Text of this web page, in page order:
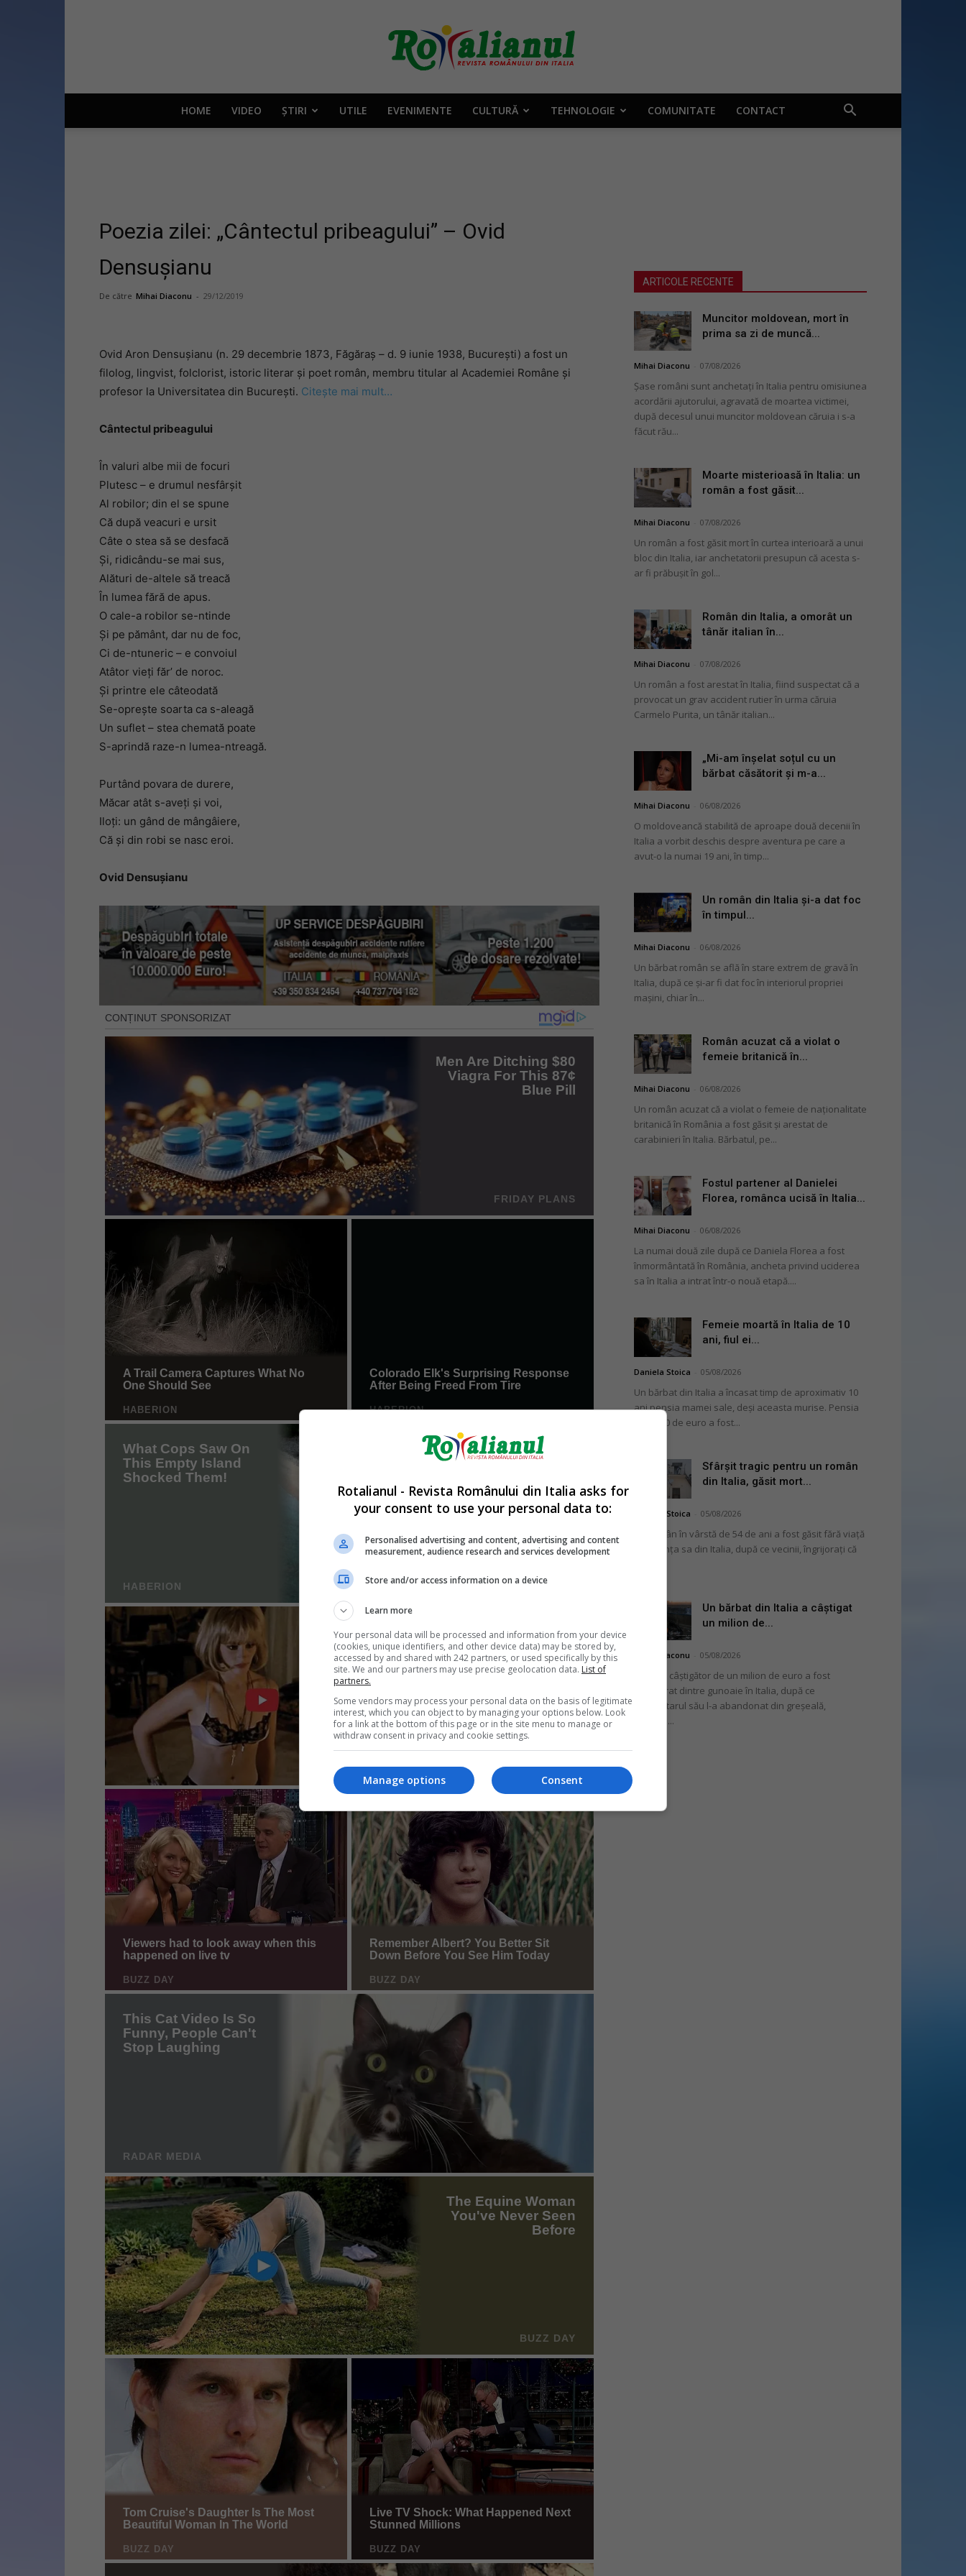
Rotalianul
HOME VIDEO ȘTIRI UTILE EVENIMENTE CULTURĂ TEHNOLOGIE COMUNITATE CONTACT
Poezia zilei: „Cântectul pribeagului” – Ovid
Densușianu
De către Mihai Diaconu - 29/12/2019
Ovid Aron Densușianu (n. 29 decembrie 1873, Făgăraș – d. 9 iunie 1938, București) a fost un
filolog, lingvist, folclorist, istoric literar și poet român, membru titular al Academiei Române și
profesor la Universitatea din București. Citește mai mult…
Cântectul pribeagului
În valuri albe mii de focuri
Plutesc – e drumul nesfârşit
Al robilor; din el se spune
Că după veacuri e ursit
Câte o stea să se desfacă
Şi, ridicându-se mai sus,
Alături de-altele să treacă
În lumea fără de apus.
O cale-a robilor se-ntinde
Şi pe pământ, dar nu de foc,
Ci de-ntuneric – e convoiul
Atâtor vieţi făr’ de noroc.
Şi printre ele câteodată
Se-opreşte soarta ca s-aleagă
Un suflet – stea chemată poate
S-aprindă raze-n lumea-ntreagă.
Purtând povara de durere,
Măcar atât s-aveţi şi voi,
Iloţi: un gând de mângâiere,
Că şi din robi se nasc eroi.
Ovid Densușianu
ARTICOLE RECENTE
Muncitor moldovean, mort în
prima sa zi de muncă...
Mihai Diaconu 07/08/2026
Șase români sunt anchetați în Italia pentru omisiunea
acordării ajutorului, agravată de moartea victimei,
după decesul unui muncitor moldovean căruia i s-a
făcut rău...
Moarte misterioasă în Italia: un
român a fost găsit...
Mihai Diaconu 07/08/2026
Un român a fost găsit mort în curtea interioară a unui
bloc din Italia, iar anchetatorii presupun că acesta s-
ar fi prăbușit în gol...
Român din Italia, a omorât un
tânăr italian în...
Mihai Diaconu 07/08/2026
Un român a fost arestat în Italia, fiind suspectat că a
provocat un grav accident rutier în urma căruia
Carmelo Purita, un tânăr italian...
„Mi-am înșelat soțul cu un
bărbat căsătorit și m-a...
Mihai Diaconu 06/08/2026
O moldoveancă stabilită de aproape două decenii în
Italia a vorbit deschis despre aventura pe care a
avut-o la numai 19 ani, în timp...
Un român din Italia și-a dat foc
în timpul...
Mihai Diaconu 06/08/2026
Un bărbat român se află în stare extrem de gravă în
Italia, după ce și-ar fi dat foc în interiorul propriei
mașini, chiar în...
Român acuzat că a violat o
femeie britanică în...
Mihai Diaconu 06/08/2026
Un român acuzat că a violat o femeie de naționalitate
britanică în România a fost găsit și arestat de
carabinieri în Italia. Bărbatul, pe...
Fostul partener al Danielei
Florea, românca ucisă în Italia...
Mihai Diaconu 06/08/2026
La numai două zile după ce Daniela Florea a fost
înmormântată în România, ancheta privind uciderea
sa în Italia a intrat într-o nouă etapă....
Femeie moartă în Italia de 10
ani, fiul ei...
Daniela Stoica 05/08/2026
Un bărbat din Italia a încasat timp de aproximativ 10
ani pensia mamei sale, deși aceasta murise. Pensia
de 2.000 de euro a fost...
Sfârșit tragic pentru un român
din Italia, găsit mort...
Daniela Stoica 05/08/2026
Un român în vârstă de 54 de ani a fost găsit fără viață
în locuința sa din Italia, după ce vecinii, îngrijorați că
Un bărbat din Italia a câștigat
un milion de...
Mihai Diaconu 05/08/2026
Un bilet câștigător de un milion de euro a fost
recuperat dintre gunoaie în Italia, după ce
proprietarul său l-a abandonat din greșeală,
convins...
Rotalianul - Revista Românului din Italia asks for
your consent to use your personal data to:
Personalised advertising and content, advertising and content
measurement, audience research and services development
Store and/or access information on a device
Learn more
Your personal data will be processed and information from your device
(cookies, unique identifiers, and other device data) may be stored by,
accessed by and shared with 242 partners, or used specifically by this
site. We and our partners may use precise geolocation data. List of
partners.
Some vendors may process your personal data on the basis of legitimate
interest, which you can object to by managing your options below. Look
for a link at the bottom of this page or in the site menu to manage or
withdraw consent in privacy and cookie settings.
Consent
Manage options